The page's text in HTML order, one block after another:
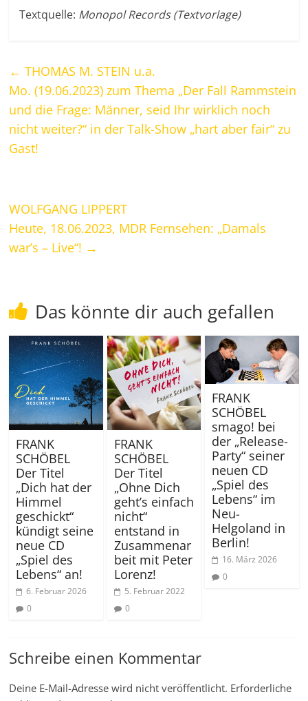
Textquelle: Monopol Records (Textvorlage)
← THOMAS M. STEIN u.a.
Mo. (19.06.2023) zum Thema „Der Fall Rammstein
und die Frage: Männer, seid Ihr wirklich noch
nicht weiter?“ in der Talk-Show „hart aber fair“ zu
Gast!
WOLFGANG LIPPERT
Heute, 18.06.2023, MDR Fernsehen: „Damals
war’s – Live“! →
Das könnte dir auch gefallen
FRANK
SCHÖBEL
Der Titel
„Dich hat der
Himmel
geschickt“
kündigt seine
neue CD
„Spiel des
Lebens“ an!
6. Februar 2026
0
FRANK
SCHÖBEL
Der Titel
„Ohne Dich
geht’s einfach
nicht“
entstand in
Zusammenar
beit mit Peter
Lorenz!
5. Februar 2022
0
FRANK
SCHÖBEL
smago! bei
der „Release-
Party“ seiner
neuen CD
„Spiel des
Lebens“ im
Neu-
Helgoland in
Berlin!
16. März 2026
0
Schreibe einen Kommentar
Deine E-Mail-Adresse wird nicht veröffentlicht. Erforderliche